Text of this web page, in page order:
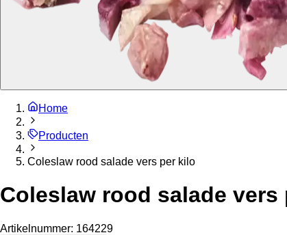
Home
Producten
Coleslaw rood salade vers per kilo
Coleslaw rood salade vers
Artikelnummer: 164229